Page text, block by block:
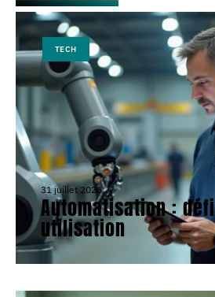
TECH
31 juillet 2026
Automatisation :
utilisation